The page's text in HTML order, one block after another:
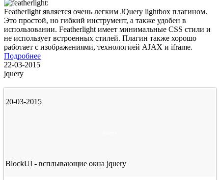
Featherlight является очень легким JQuery lightbox плагином.
Это простой, но гибкий инструмент, а также удобен в
использовании. Featherlight имеет минимальные CSS стили и
не использует встроенных стилей. Плагин также хорошо
работает с изображениями, технологией AJAX и iframe.
Подробнее
22-03-2015
jquery
20-03-2015
BlockUI - всплывающие окна jquery